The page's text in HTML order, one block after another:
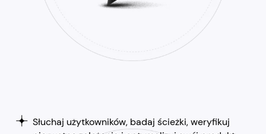
Słuchaj użytkowników, badaj ścieżki, weryfikuj